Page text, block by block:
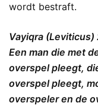
wordt bestraft.
Vayiqra (Leviticus)
Een man die met
overspel pleegt,
overspel pleegt,
overspeler en de